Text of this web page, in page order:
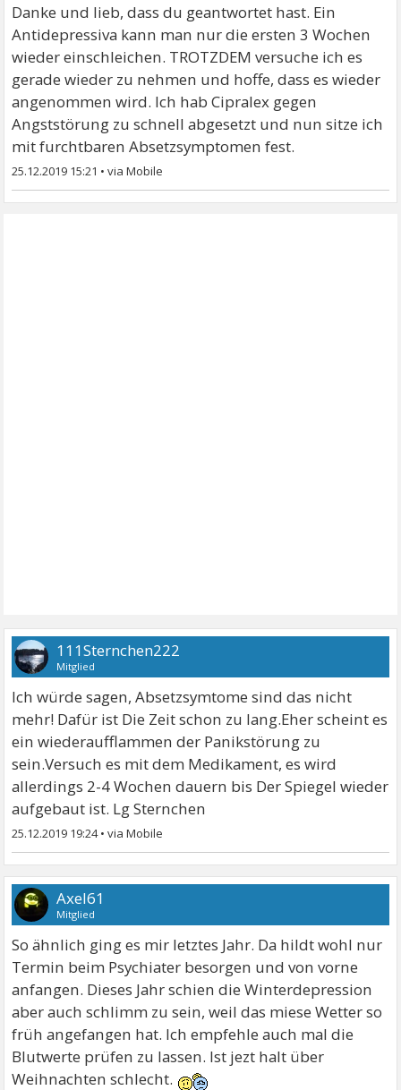
Danke und lieb, dass du geantwortet hast. Ein
Antidepressiva kann man nur die ersten 3 Wochen
wieder einschleichen. TROTZDEM versuche ich es
gerade wieder zu nehmen und hoffe, dass es wieder
angenommen wird. Ich hab Cipralex gegen
Angststörung zu schnell abgesetzt und nun sitze ich
mit furchtbaren Absetzsymptomen fest.
25.12.2019 15:21 •
111Sternchen222
Mitglied
Ich würde sagen, Absetzsymtome sind das nicht
mehr! Dafür ist Die Zeit schon zu lang.Eher scheint es
ein wiederaufflammen der Panikstörung zu
sein.Versuch es mit dem Medikament, es wird
allerdings 2-4 Wochen dauern bis Der Spiegel wieder
aufgebaut ist. Lg Sternchen
25.12.2019 19:24•
Axel61
Mitglied
So ähnlich ging es mir letztes Jahr. Da hildt wohl nur
Termin beim Psychiater besorgen und von vorne
anfangen. Dieses Jahr schien die Winterdepression
aber auch schlimm zu sein, weil das miese Wetter so
früh angefangen hat. Ich empfehle auch mal die
Blutwerte prüfen zu lassen. Ist jezt halt über
Weihnachten schlecht.